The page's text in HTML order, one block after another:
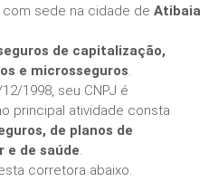
sede na cidade de Atibaia
de capitalização,
e microsseguros.
1998, seu CNPJ é
principal atividade consta
de planos de
e de saúde.
corretora abaixo.